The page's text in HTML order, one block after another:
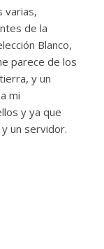
varias,
de la
Blanco,
parece de los
y un
mi
y ya que
un servidor.